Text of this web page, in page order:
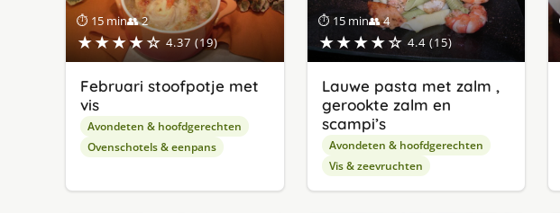
⏱ 15 min👥 2
★★★★☆ 4.37 (19)
Februari stoofpotje met
vis
Avondeten & hoofdgerechten
Ovenschotels & eenpans
⏱ 15 min👥 4
★★★★☆ 4.4 (15)
Lauwe pasta met zalm ,
gerookte zalm en
scampi’s
Avondeten & hoofdgerechten
Vis & zeevruchten